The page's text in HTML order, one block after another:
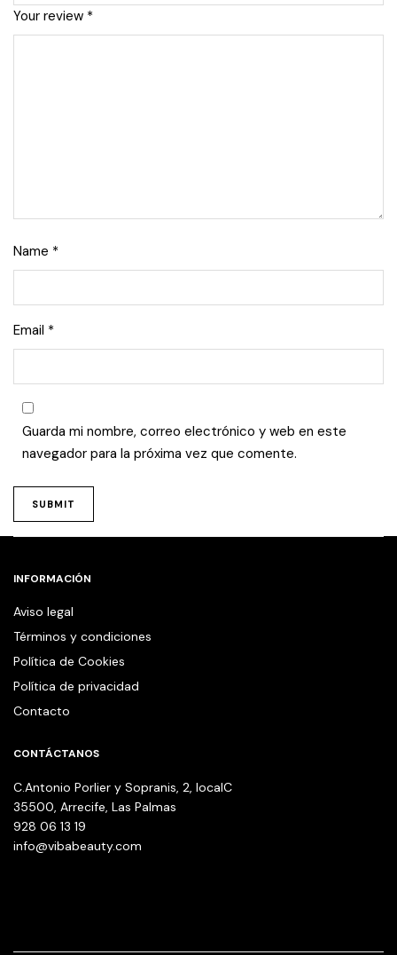
Your review *
Name *
Email *
Guarda mi nombre, correo electrónico y web en este
navegador para la próxima vez que comente.
INFORMACIÓN
Aviso legal
Términos y condiciones
Política de Cookies
Política de privacidad
Contacto
CONTÁCTANOS
C.Antonio Porlier y Sopranis, 2, localC
35500, Arrecife, Las Palmas
928 06 13 19
info@vibabeauty.com